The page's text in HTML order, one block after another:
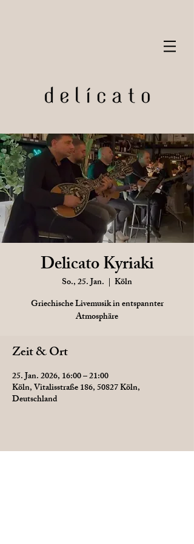
Delicato Kyriaki
So., 25. Jan.
  |
Köln
Griechische Livemusik in entspannter
Atmosphäre
Zeit & Ort
25. Jan. 2026, 16:00 – 21:00
Köln, Vitalisstraße 186, 50827 Köln,
Deutschland